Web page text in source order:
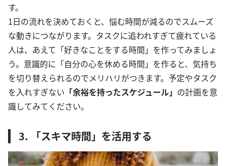
す。
1日の流れを決めておくと、悩む時間が減るのでスムーズ
な動きにつながります。タスクに追われすぎて疲れている
人は、あえて「好きなことをする時間」を作ってみましょ
う。意識的に「自分の心を休める時間」を作ると、気持ち
を切り替えられるのでメリハリがつきます。予定やタスク
を入れすぎない 「余裕を持ったスケジュール」 の計画を意
識してみてください。
3. 「スキマ時間」を活用する